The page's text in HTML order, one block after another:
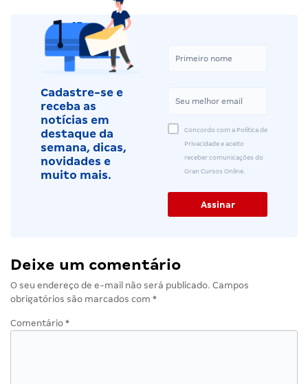
Cadastre-se e
receba as
notícias em
destaque da
semana, dicas,
novidades e
muito mais.
Concordo com a Política de
Privacidade e aceito
receber comunicações do
Gran Cursos Online.
Deixe um comentário
O seu endereço de e-mail não será publicado. Campos
obrigatórios são marcados com *
Comentário *